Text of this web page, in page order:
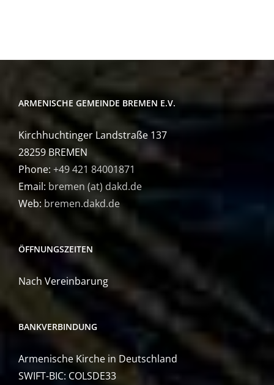
ARMENISCHE GEMEINDE BREMEN E.V.
Kirchhuchtinger Landstraße 137
28259 BREMEN
Phone: +49 421 84001871
Email: bremen (at) dakd.de
Web: bremen.dakd.de
ÖFFNUNGSZEITEN
Nach Vereinbarung
BANKVERBINDUNG
Armenische Kirche in Deutschland
SWIFT-BIC: COLSDE33